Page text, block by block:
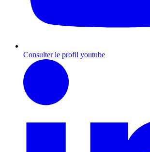
Consulter le profil youtube